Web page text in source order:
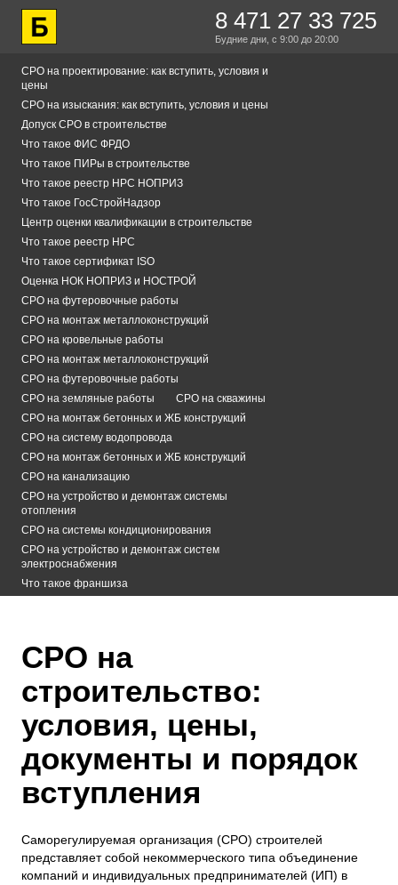
8 471 27 33 725
Будние дни, с 9:00 до 20:00
СРО на проектирование: как вступить, условия и
цены
СРО на изыскания: как вступить, условия и цены
Допуск СРО в строительстве
Что такое ФИС ФРДО
Что такое ПИРы в строительстве
Что такое реестр НРС НОПРИЗ
Что такое ГосСтройНадзор
Центр оценки квалификации в строительстве
Что такое реестр НРС
Что такое сертификат ISO
Оценка НОК НОПРИЗ и НОСТРОЙ
СРО на футеровочные работы
СРО на монтаж металлоконструкций
СРО на кровельные работы
СРО на монтаж металлоконструкций
СРО на футеровочные работы
СРО на земляные работы
СРО на скважины
СРО на монтаж бетонных и ЖБ конструкций
СРО на систему водопровода
СРО на монтаж бетонных и ЖБ конструкций
СРО на канализацию
СРО на устройство и демонтаж системы
отопления
СРО на системы кондиционирования
СРО на устройство и демонтаж систем
электроснабжения
Что такое франшиза
СРО на
строительство:
условия, цены,
документы и порядок
вступления
Саморегулируемая организация (СРО) строителей
представляет собой некоммерческого типа объединение
компаний и индивидуальных предпринимателей (ИП) в